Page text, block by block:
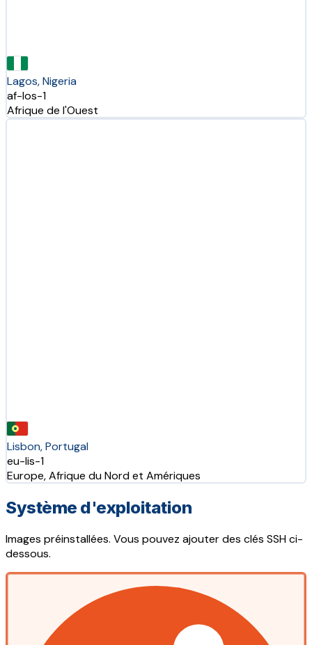
Lagos, Nigeria
af-los-1
Afrique de l'Ouest
Lisbon, Portugal
eu-lis-1
Europe, Afrique du Nord et Amériques
Système d'exploitation
Images préinstallées. Vous pouvez ajouter des clés SSH ci-
dessous.